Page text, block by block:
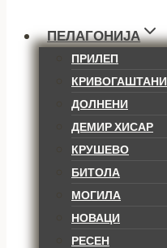
ПЕЛАГОНИЈА
ПРИЛЕП
КРИВОГАШТАНИ
ДОЛНЕНИ
ДЕМИР ХИСАР
КРУШЕВО
БИТОЛА
МОГИЛА
НОВАЦИ
РЕСЕН